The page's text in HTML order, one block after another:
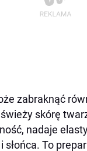
zabraknąć
skórę
nadaje
To